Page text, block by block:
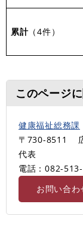
累計（4件）
このページ
健康福祉総務課
〒730-8511
代表
電話：082-
お問い合わ